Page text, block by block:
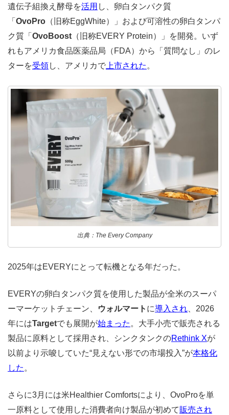
遺伝子組換え酵母を活用 し、卵白タンパク質
「 OvoPro （旧称EggWhite）」および可溶性の卵白タンパ
ク質「 OvoBoost （旧称EVERY Protein）」を開発。いず
れもアメリカ食品医薬品局（FDA）から「質問なし」のレ
ターを受領し、アメリカで 上市された 。
出典：The Every Company
2025年はEVERYにとって転機となる年だった。
EVERYの卵白タンパク質を使用した製品が全米のスーパ
ーマーケットチェーン、
ウォルマート に導入され、2026
年にはTargetでも展開が始まった。大手小売で販売される
製品に原料として採用され、シンクタンクのRethink Xが
以前より示唆していた“見えない形での市場投入”が本格化
した。
さらに3月には米Healthier Comfortsにより、OvoProを単
一原料として使用した消費者向け製品が初めて販売され